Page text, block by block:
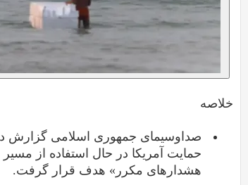
خلاصه
صداوسیمای جمهوری اسلامی گزارش
حمایت آمریکا در حال استفاده از
هشدارهای مکرر» هدف قرار گرفت.